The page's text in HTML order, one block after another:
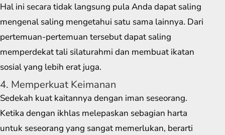
Hal ini secara tidak langsung pula Anda dapat saling
mengenal saling mengetahui satu sama lainnya. Dari
pertemuan-pertemuan tersebut dapat saling
memperdekat tali silaturahmi dan membuat ikatan
sosial yang lebih erat juga.
4. Memperkuat Keimanan
Sedekah kuat kaitannya dengan iman seseorang.
Ketika dengan ikhlas melepaskan sebagian harta
untuk seseorang yang sangat memerlukan, berarti